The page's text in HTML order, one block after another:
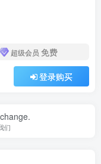
超级会员 免费
登录购买
们